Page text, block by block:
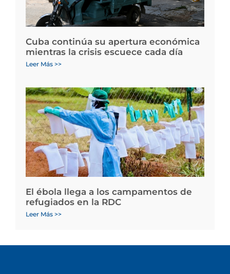
Cuba continúa su apertura económica
mientras la crisis escuece cada día
Leer Más >>
El ébola llega a los campamentos de
refugiados en la RDC
Leer Más >>